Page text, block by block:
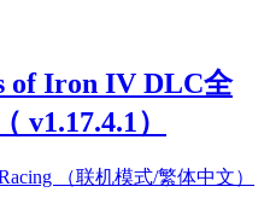
of Iron IV DLC全
v1.17.4.1）